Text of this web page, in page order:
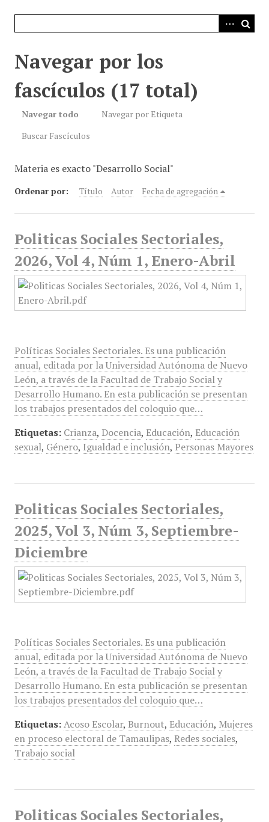
Navegar por los
fascículos (17 total)
Navegar todo
Navegar por Etiqueta
Buscar Fascículos
Materia es exacto "Desarrollo Social"
Ordenar por: Título Autor Fecha de agregación
Politicas Sociales Sectoriales,
2026, Vol 4, Núm 1, Enero-Abril
Políticas Sociales Sectoriales. Es una publicación
anual, editada por la Universidad Autónoma de Nuevo
León, a través de la Facultad de Trabajo Social y
Desarrollo Humano. En esta publicación se presentan
los trabajos presentados del coloquio que…
Etiquetas: Crianza, Docencia, Educación, Educación
sexual, Género, Igualdad e inclusión, Personas Mayores
Politicas Sociales Sectoriales,
2025, Vol 3, Núm 3, Septiembre-
Diciembre
Políticas Sociales Sectoriales. Es una publicación
anual, editada por la Universidad Autónoma de Nuevo
León, a través de la Facultad de Trabajo Social y
Desarrollo Humano. En esta publicación se presentan
los trabajos presentados del coloquio que…
Etiquetas: Acoso Escolar, Burnout, Educación, Mujeres
en proceso electoral de Tamaulipas, Redes sociales,
Trabajo social
Politicas Sociales Sectoriales,